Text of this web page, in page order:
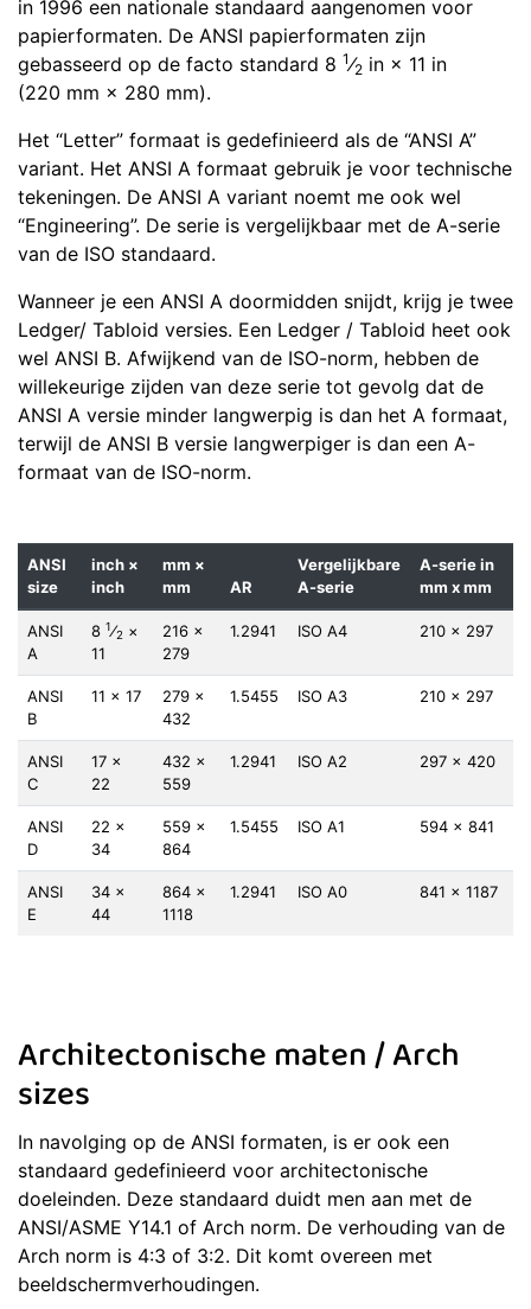
in 1996 een nationale standaard aangenomen voor
papierformaten. De ANSI papierformaten zijn
gebasseerd op de facto standard 8 1⁄2 in × 11 in
(220 mm × 280 mm).
Het “Letter” formaat is gedefinieerd als de “ANSI A”
variant. Het ANSI A formaat gebruik je voor technische
tekeningen. De ANSI A variant noemt me ook wel
“Engineering”. De serie is vergelijkbaar met de A-serie
van de ISO standaard.
Wanneer je een ANSI A doormidden snijdt, krijg je twee
Ledger/ Tabloid versies. Een Ledger / Tabloid heet ook
wel ANSI B. Afwijkend van de ISO-norm, hebben de
willekeurige zijden van deze serie tot gevolg dat de
ANSI A versie minder langwerpig is dan het A formaat,
terwijl de ANSI B versie langwerpiger is dan een A-
formaat van de ISO-norm.
ANSI
size
inch ×
inch
mm ×
mm
AR
Vergelijkbare
A-serie
A-serie in
mm x mm
ANSI
A
8 1⁄2 ×
11
216 ×
279
1.2941 ISO A4 210 × 297
ANSI
B
11 × 17
279 ×
432
1.5455 ISO A3 210 × 297
ANSI
C
17 ×
22
432 ×
559
1.2941 ISO A2 297 × 420
ANSI
D
22 ×
34
559 ×
864
1.5455 ISO A1 594 × 841
ANSI
E
34 ×
44
864 ×
1118
1.2941 ISO A0 841 × 1187
Architectonische maten / Arch
sizes
In navolging op de ANSI formaten, is er ook een
standaard gedefinieerd voor architectonische
doeleinden. Deze standaard duidt men aan met de
ANSI/ASME Y14.1 of Arch norm. De verhouding van de
Arch norm is 4:3 of 3:2. Dit komt overeen met
beeldschermverhoudingen.